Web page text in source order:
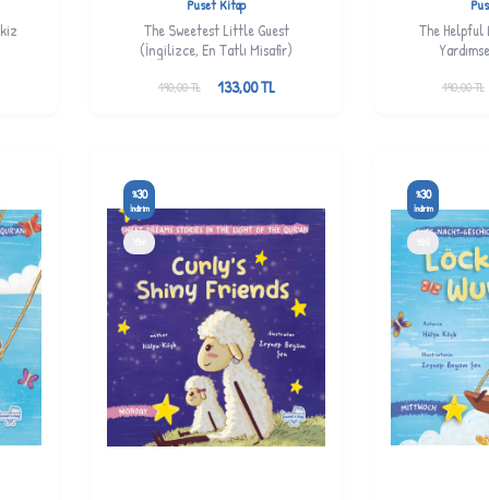
Puset Kitap
The Sweetest Little Guest
(İngilizce, En Tatlı Misafir)
190,00TL 133,00TL
The
190,00TL
%30
İndirim
%30
İndirim